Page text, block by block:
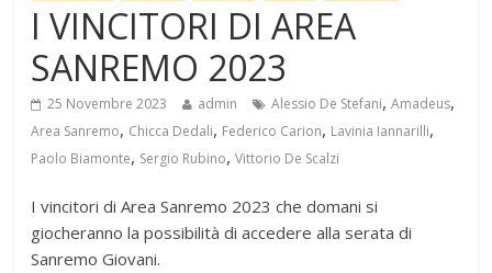
I VINCITORI DI AREA
SANREMO 2023
25 Novembre 2023 admin Alessio De Stefani,Amadeus,
Area Sanremo, Chicca Dedali, Federico Carion, Lavinia Iannarilli,
Paolo Biamonte, Sergio Rubino,Vittorio De Scalzi
I vincitori di Area Sanremo 2023 che domani si
giocheranno la possibilità di accedere alla serata di
Sanremo Giovani.